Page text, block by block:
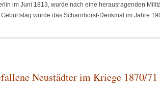
im Juni 1813, wurde nach eine herausragenden
wurde das Scharnhorst-Denkmal im Jahre
Neustädter im Kriege 1870/71